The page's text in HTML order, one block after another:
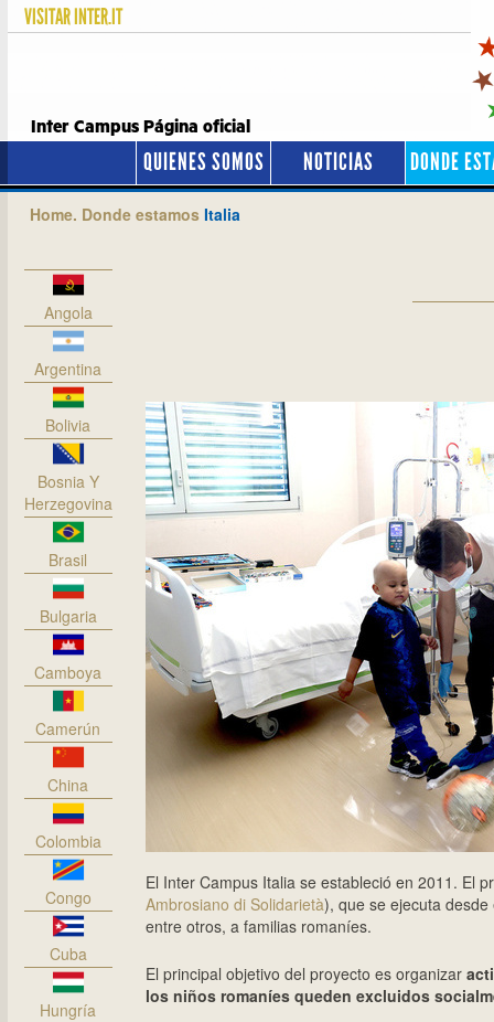
VISITARINTER.IT
Inter Campus Página oficial
QUIENES SOMOS NOTICIAS DONDE
Home. Donde estamos Italia
Angola
Argentina
Bolivia
Bosnia Y
Herzegovina
Brasil
Bulgaria
Camboya
Camerún
China
Colombia
Congo
Cuba
Hungría
El Inter Campus Italia se estableció en 2011. El
Ambrosiano di Solidarietà), que se ejecuta
entre otros, a familias romaníes.
El principal objetivo del proyecto es organizar
los niños romaníes queden excluidos